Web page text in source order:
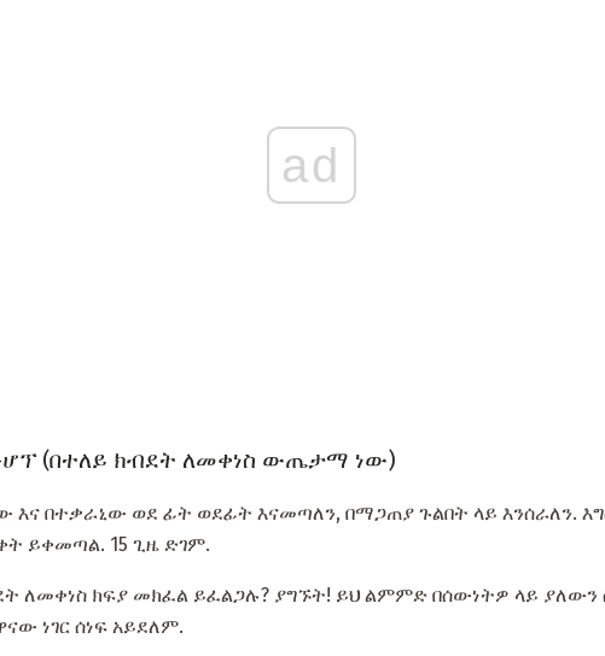
ad
ሆፕ (በተለይ ክብደት ለመቀነስ ውጤታማ ነው)
እና በተቃራኒው ወደ ፊት ወደፊት እናመጣለን, በማጋጠያ ጉልበት ላይ እንሰራለን.
ይቀመጣል. 15 ጊዜ ድገም.
ለመቀነስ ክፍያ መክፈል ይፈልጋሉ? ያግኙት! ይህ ልምምድ በሰውነትዎ ላይ ያለውን
ነገር ሰነፍ አይደለም.